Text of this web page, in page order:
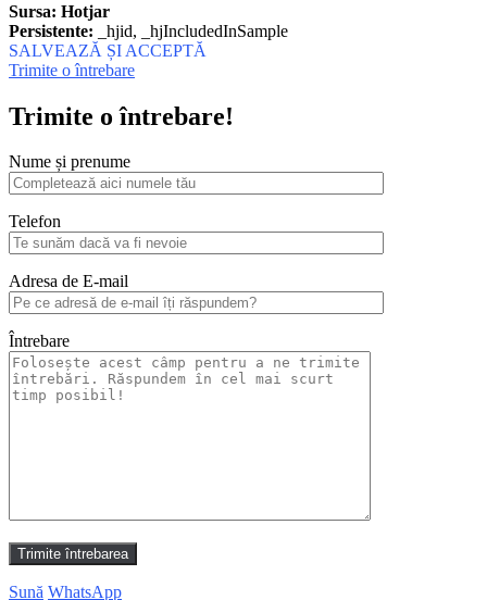
Sursa: Hotjar
Persistente: _hjid, _hjIncludedInSample
SALVEAZĂ ȘI ACCEPTĂ
Trimite o întrebare
Trimite o întrebare!
Nume și prenume
Telefon
Adresa de E-mail
Întrebare
Sună WhatsApp